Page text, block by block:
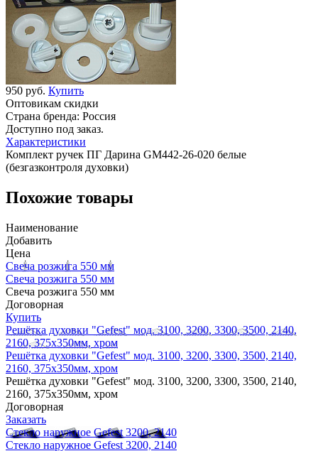
950 руб. Купить
Оптовикам скидки
Страна бренда: Россия
Доступно под заказ.
Характеристики
Комплект ручек ПГ Дарина GM442-26-020 белые
(безгазконтроля духовки)
Похожие товары
Наименование
Добавить
Цена
Свеча розжига 550 мм
Свеча розжига 550 мм
Свеча розжига 550 мм
Договорная
Купить
Решётка духовки "Gefest" мод. 3100, 3200, 3300, 3500, 2140,
2160, 375х350мм, хром
Решётка духовки "Gefest" мод. 3100, 3200, 3300, 3500, 2140,
2160, 375х350мм, хром
Решётка духовки "Gefest" мод. 3100, 3200, 3300, 3500, 2140,
2160, 375х350мм, хром
Договорная
Заказать
Стекло наружное Gefest 3200, 2140
Стекло наружное Gefest 3200, 2140